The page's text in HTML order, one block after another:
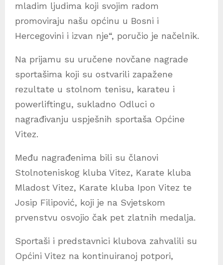
mladim ljudima koji svojim radom
promoviraju našu općinu u Bosni i
Hercegovini i izvan nje“, poručio je načelnik.
Na prijamu su uručene novčane nagrade
sportašima koji su ostvarili zapažene
rezultate u stolnom tenisu, karateu i
powerliftingu, sukladno Odluci o
nagrađivanju uspješnih sportaša Općine
Vitez.
Među nagrađenima bili su članovi
Stolnoteniskog kluba Vitez, Karate kluba
Mladost Vitez, Karate kluba Ipon Vitez te
Josip Filipović, koji je na Svjetskom
prvenstvu osvojio čak pet zlatnih medalja.
Sportaši i predstavnici klubova zahvalili su
Općini Vitez na kontinuiranoj potpori,